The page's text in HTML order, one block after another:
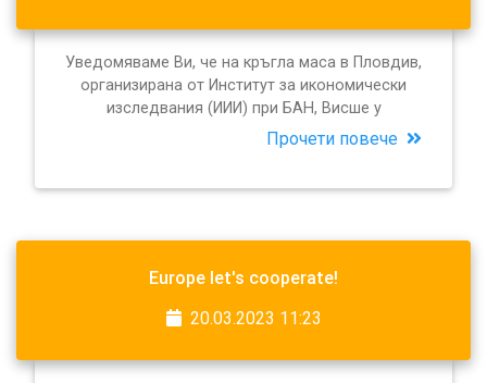
Уведомяваме Ви, че на кръгла маса в Пловдив,
организирана от Институт за икономически
изследвания (ИИИ) при БАН, Висше у
Прочети повече
Europe let's cooperate!
20.03.2023 11:23